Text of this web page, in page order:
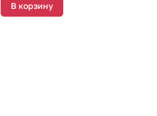
В корзину